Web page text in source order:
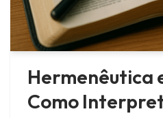
Hermenêutica
Como